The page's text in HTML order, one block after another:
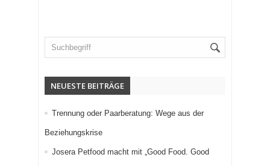
NEUESTE BEITRÄGE
Trennung oder Paarberatung: Wege aus der
Beziehungskrise
Josera Petfood macht mit „Good Food. Good